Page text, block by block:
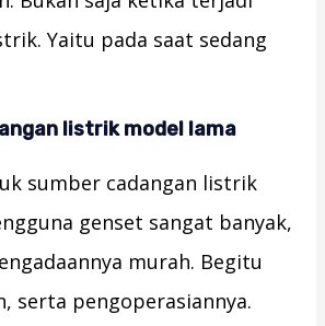
Yaitu pada saat sedang
listrik model lama
sumber cadangan listrik
genset sangat banyak,
murah. Begitu
serta pengoperasiannya.